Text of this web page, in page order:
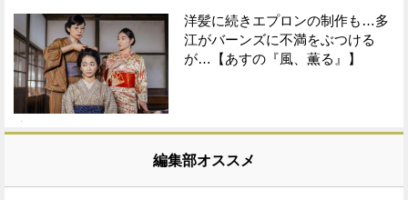
洋髪に続きエプロンの制作も…多
江がバーンズに不満をぶつける
が…【あすの『風、薫る』】
編集部オススメ